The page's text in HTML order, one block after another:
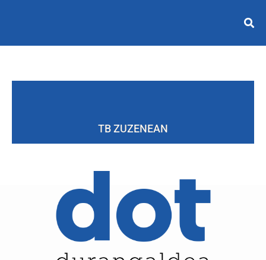
TB ZUZENEAN